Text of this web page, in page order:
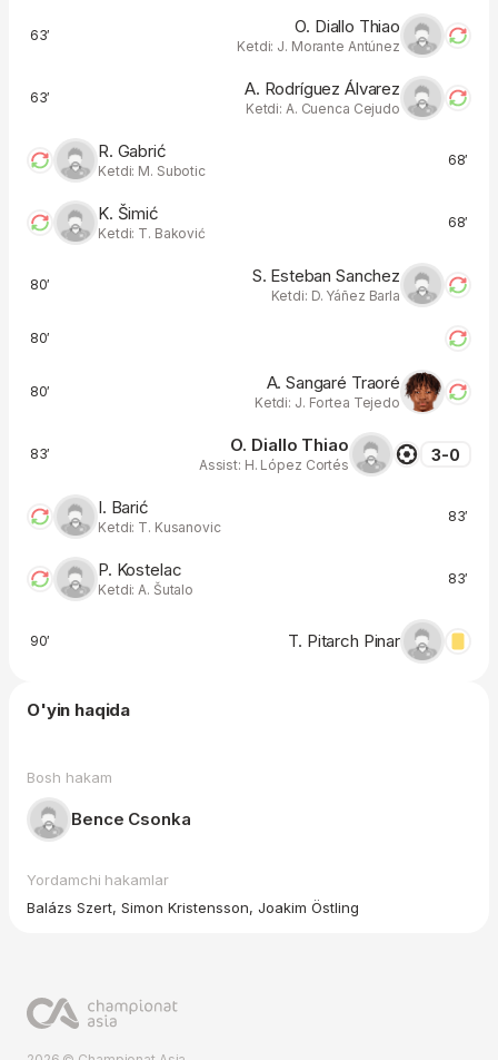
63′ O. Diallo Thiao
Ketdi: J. Morante Antúnez
63′ A. Rodríguez Álvarez
Ketdi: A. Cuenca Cejudo
68′
R. Gabrić
Ketdi: M. Subotic
68′
K. Šimić
Ketdi: T. Baković
80′ S. Esteban Sanchez
Ketdi: D. Yáñez Barla
80′
80′ A. Sangaré Traoré
Ketdi: J. Fortea Tejedo
83′ O. Diallo Thiao
Assist: H. López Cortés
3-0
83′
I. Barić
Ketdi: T. Kusanovic
83′
P. Kostelac
Ketdi: A. Šutalo
90′ T. Pitarch Pinar
O'yin haqida
Bosh hakam
Bence Csonka
Yordamchi hakamlar
Balázs Szert, Simon Kristensson, Joakim Östling